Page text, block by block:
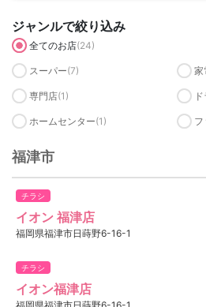
ジャンルで絞り込み
全てのお店(24)
スーパー(7) 家
専門店(1)
ホームセンター(1) フ
福津市
チラシ
イオン 福津店
福岡県福津市日蒔野6-16-1
チラシ
イオン福津店